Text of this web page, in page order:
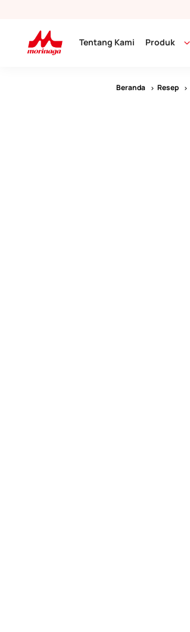
Tentang Kami Produk
Beranda Resep